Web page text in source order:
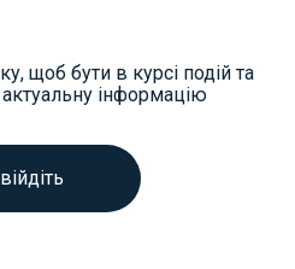
щоб бути в курсі подій та
інформацію